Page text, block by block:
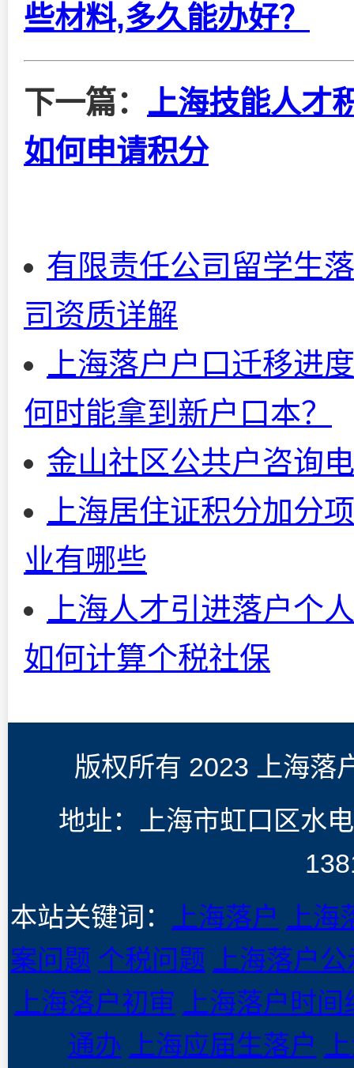
些材料,多久能办好？
下一篇： 上海技能人才
如何申请积分
有限责任公司留学生
司资质详解
上海落户户口迁移进
何时能拿到新户口本？
金山社区公共户咨询
上海居住证积分加分
业有哪些
上海人才引进落户个
如何计算个税社保
版权所有 2023 上海落
地址：上海市虹口区水
本站关键词：
上海落户
上
案问题 个税问题
上海落户
上海落户初审
上海落户时间
通办
上海应届生落户